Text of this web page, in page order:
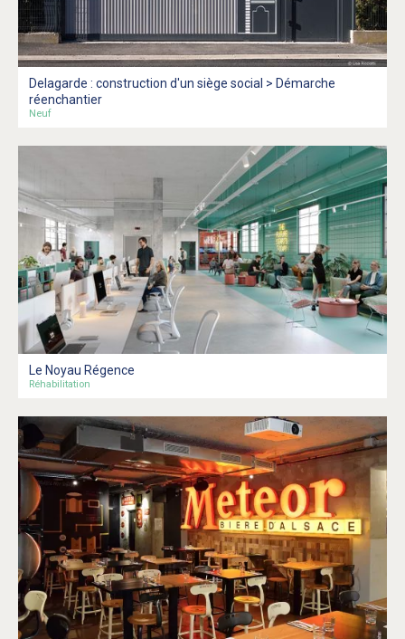
Delagarde : construction d'un siège social > Démarche
réenchantier
Neuf
Le Noyau Régence
Réhabilitation